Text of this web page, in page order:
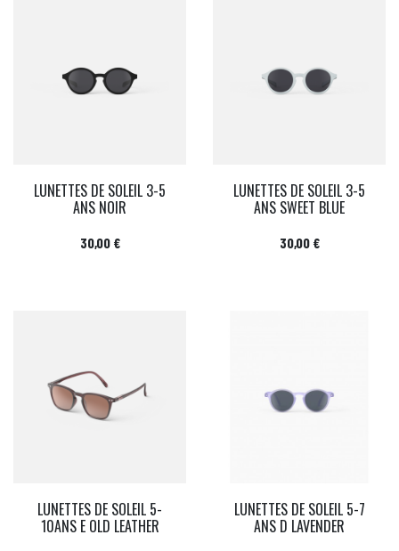
LUNETTES DE SOLEIL 3-5
ANS NOIR
Prix
30,00 €
LUNETTES DE SOLEIL 3-5
ANS SWEET BLUE
Prix
30,00 €
LUNETTES DE SOLEIL 5-
10ANS E OLD LEATHER
LUNETTES DE SOLEIL 5-7
ANS D LAVENDER